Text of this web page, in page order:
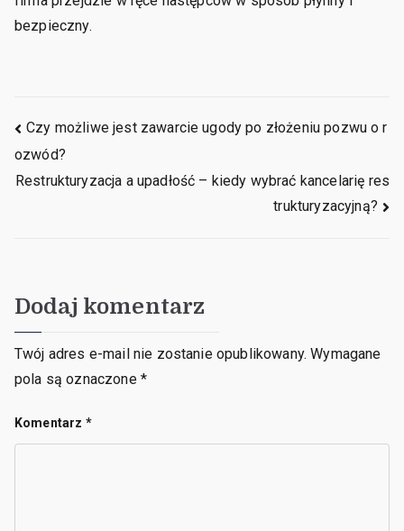
bezpieczny.
Nawigacja
wpisu
Czy możliwe jest zawarcie ugody po złożeniu pozwu o r
ozwód?
Restrukturyzacja a upadłość – kiedy wybrać kancelarię res
trukturyzacyjną?
Dodaj komentarz
Twój adres e-mail nie zostanie opublikowany. Wymagane
pola są oznaczone *
Komentarz *